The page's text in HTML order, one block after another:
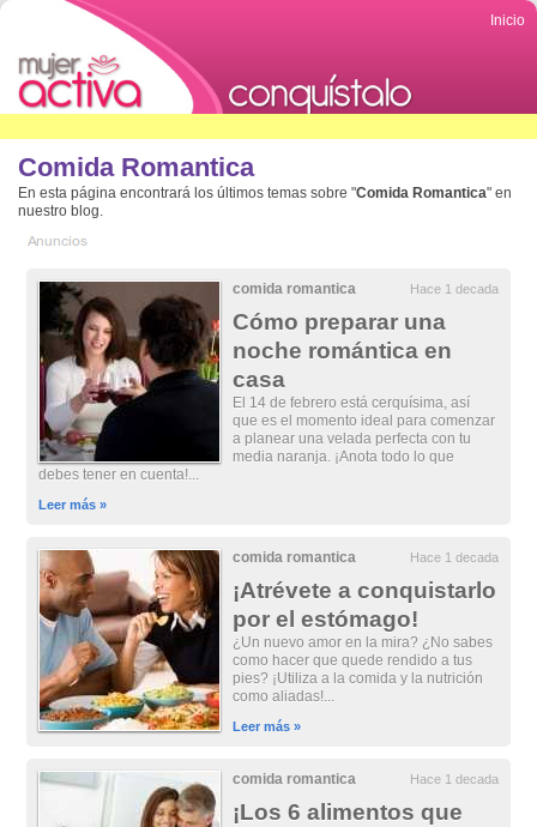
Inicio
Comida Romantica
En esta página encontrará los últimos temas sobre "Comida Romantica" en
nuestro blog.
comida romantica Hace 1 decada
Cómo preparar una
noche romántica en
casa
El 14 de febrero está cerquísima, así
que es el momento ideal para comenzar
a planear una velada perfecta con tu
media naranja. ¡Anota todo lo que
debes tener en cuenta!...
Leer más »
comida romantica Hace 1 decada
¡Atrévete a conquistarlo
por el estómago!
¿Un nuevo amor en la mira? ¿No sabes
como hacer que quede rendido a tus
pies? ¡Utiliza a la comida y la nutrición
como aliadas!...
Leer más »
comida romantica Hace 1 decada
¡Los 6 alimentos que